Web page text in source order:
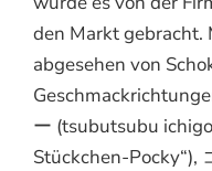
den Markt
abgesehen von
ー (tsubutsubu
Stückchen-Pocky“),